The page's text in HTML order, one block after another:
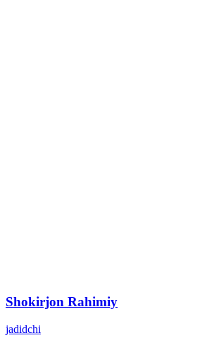
Shokirjon Rahimiy
jadidchi